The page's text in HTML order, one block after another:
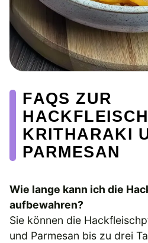
FAQS ZUR
KRITHARAKI
PARMESAN
Wie lange kann ich die
aufbewahren?
Sie können die
und Parmesan bis zu drei